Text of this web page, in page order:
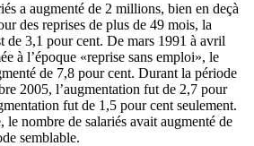
a augmenté de 2 millions, bien en deçà
des reprises de plus de 49 mois, la
de 3,1 pour cent. De mars 1991 à avril
à l’époque «reprise sans emploi», le
de 7,8 pour cent. Durant la période
2005, l’augmentation fut de 2,7 pour
fut de 1,5 pour cent seulement.
le nombre de salariés avait augmenté de
semblable.